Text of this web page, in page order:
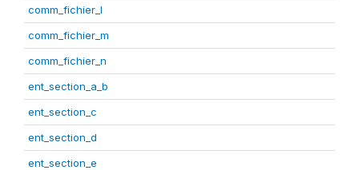
comm_fichier_l
comm_fichier_m
comm_fichier_n
ent_section_a_b
ent_section_c
ent_section_d
ent_section_e